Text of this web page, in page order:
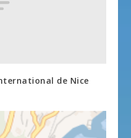
de Nice